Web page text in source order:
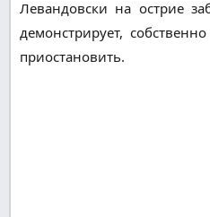
Левандовски на острие
демонстрирует,
приостановить.